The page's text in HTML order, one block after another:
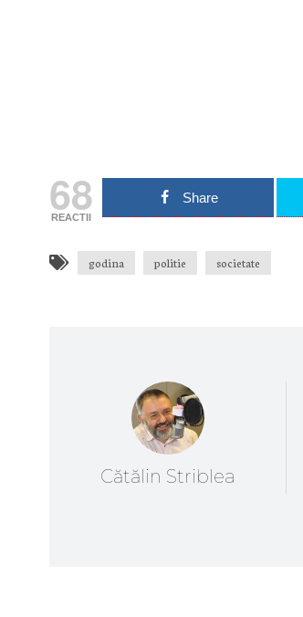
68
REACTII
Share
godina politie societate
Cătălin Striblea